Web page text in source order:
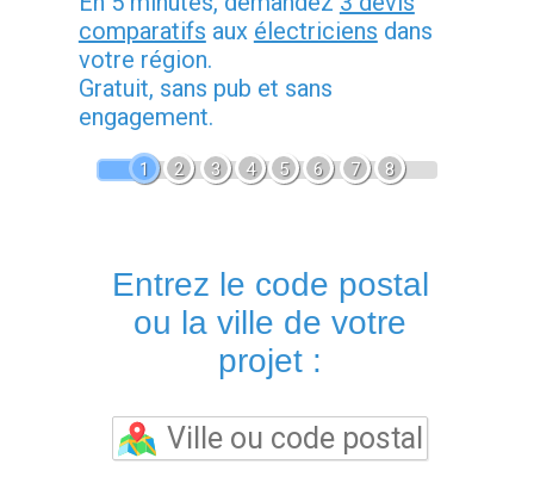
comparatifs aux électriciens dans
votre région.
Gratuit, sans pub et sans
engagement.
1 2 3 4 5 6 7 8
Entrez le code postal
ou la ville de votre
projet :